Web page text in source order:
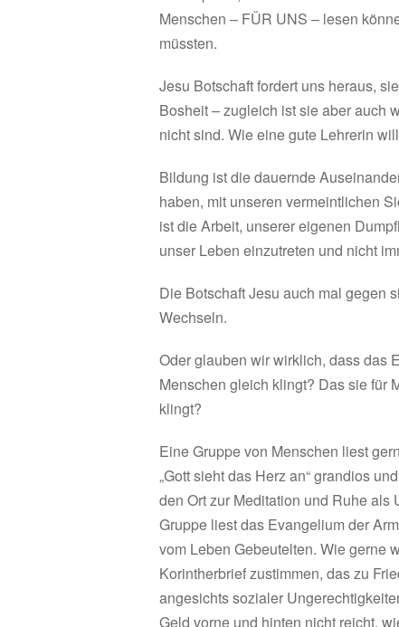
Menschen – FÜR UNS – lesen
müssten.
Jesu Botschaft fordert uns heraus,
Bosheit – zugleich ist sie aber auch
nicht sind. Wie eine gute Lehrerin
Bildung ist die dauernde
haben, mit unseren vermeintlichen
ist die Arbeit, unserer eigenen
unser Leben einzutreten und nicht
Die Botschaft Jesu auch mal gegen
Wechseln.
Oder glauben wir wirklich, dass das
Menschen gleich klingt? Das sie für
klingt?
Eine Gruppe von Menschen liest
„Gott sieht das Herz an“ grandios
den Ort zur Meditation und Ruhe
Gruppe liest das Evangelium der
vom Leben Gebeutelten. Wie gerne
Korintherbrief zustimmen, das zu
angesichts sozialer
Geld vorne und hinten nicht reicht,